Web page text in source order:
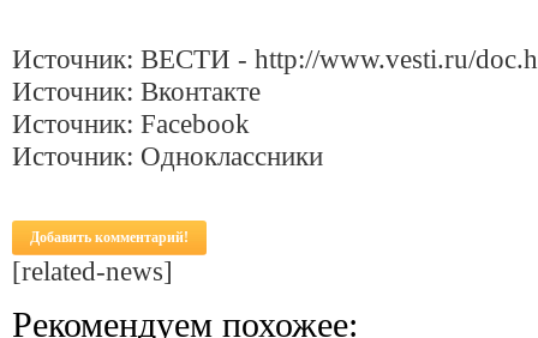
Источник: ВЕСТИ - http://www.vesti.ru/
Источник: Вконтакте
Источник: Facebook
Источник: Одноклассники
Добавить комментарий!
[related-news]
Рекомендуем похожее: